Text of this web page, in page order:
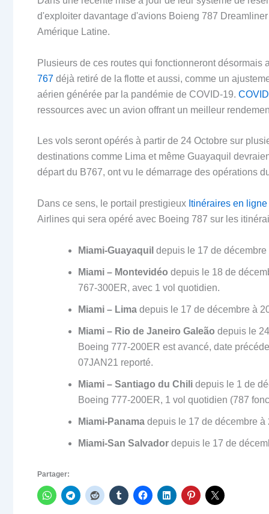
d'exploiter davantage d'avions Boieng 787
Amérique Latine.
Plusieurs de ces routes qui fonctionneront
767 déjà retiré de la flotte et aussi, comme un
aérien générée par la pandémie de COVID-19.
ressources avec un avion offrant un meilleur
Les vols seront opérés à partir de 24 Octobre sur
destinations comme Lima et même Guayaquil
départ du B767, ont vu le démarrage des opérations
Dans ce sens, le portail prestigieux Itinéraires en ligne
Airlines qui sera opéré avec Boeing 787 sur les
Miami-Guayaquil depuis le 17 de
Miami – Montevidéo depuis le 18 de
767-300ER, avec 1 vol quotidien.
Miami – Lima depuis le 17 de décembre à
Miami – Rio de Janeiro Galeão depuis le
Boeing 777-200ER est avancé, date
07JAN21 reporté.
Miami – Santiago du Chili depuis le 1 de
Boeing 777-200ER, 1 vol quotidien (787
Miami-Panama depuis le 17 de décembre
Miami-San Salvador depuis le 17 de
Partager: